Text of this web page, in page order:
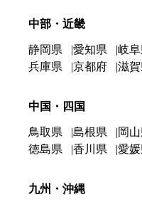
中部・近畿
静岡県 愛知県 岐
兵庫県
京都府 滋
中国・四国
鳥取県 島根県 岡
徳島県
香川県 愛
九州・沖縄